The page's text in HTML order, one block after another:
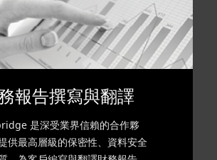
報告撰寫與翻譯
是深受業界信賴的合作夥
供最高層級的保密性、資料安全